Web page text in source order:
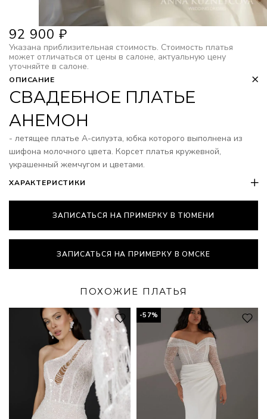
92 900 ₽
Указана приблизительная стоимость. Стоимость платья
может отличаться от цены в салоне, актуальную цену
уточняйте в салоне.
ОПИСАНИЕ
СВАДЕБНОЕ ПЛАТЬЕ
АНЕМОН
- летящее платье А-силуэта, юбка которого выполнена из
шифона молочного цвета. Корсет платья кружевной,
украшенный жемчугом и цветами.
ХАРАКТЕРИСТИКИ
ЗАПИСАТЬСЯ НА ПРИМЕРКУ В ТЮМЕНИ
ЗАПИСАТЬСЯ НА ПРИМЕРКУ В ОМСКЕ
ПОХОЖИЕ ПЛАТЬЯ
-57%